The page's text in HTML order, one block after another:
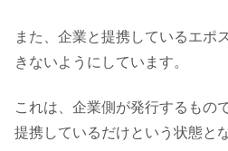
また、企業と提携しているエポ
きないようにしています。
これは、企業側が発行するもの
提携しているだけという状態と